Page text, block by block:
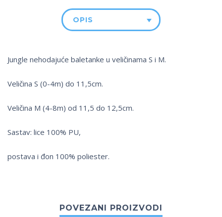
OPIS
Jungle nehodajuće baletanke u veličinama S i M.
Veličina S (0-4m) do 11,5cm.
Veličina M (4-8m) od 11,5 do 12,5cm.
Sastav: lice 100% PU,
postava i đon 100% poliester.
POVEZANI PROIZVODI